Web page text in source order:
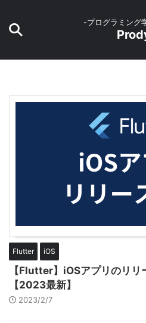
-プログラミング
Flutter iOS
【Flutter】iOSアプリのリリ
【2023最新】
2023/2/7